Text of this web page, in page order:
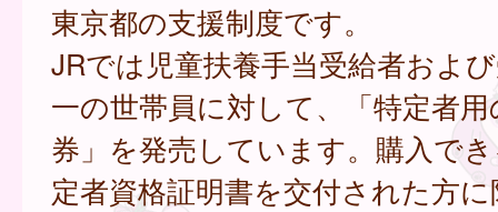
東京都の支援制度です。
JRでは児童扶養手当受給者およ
一の世帯員に対して、「特定者
券」を発売しています。購入で
定者資格証明書を交付された方